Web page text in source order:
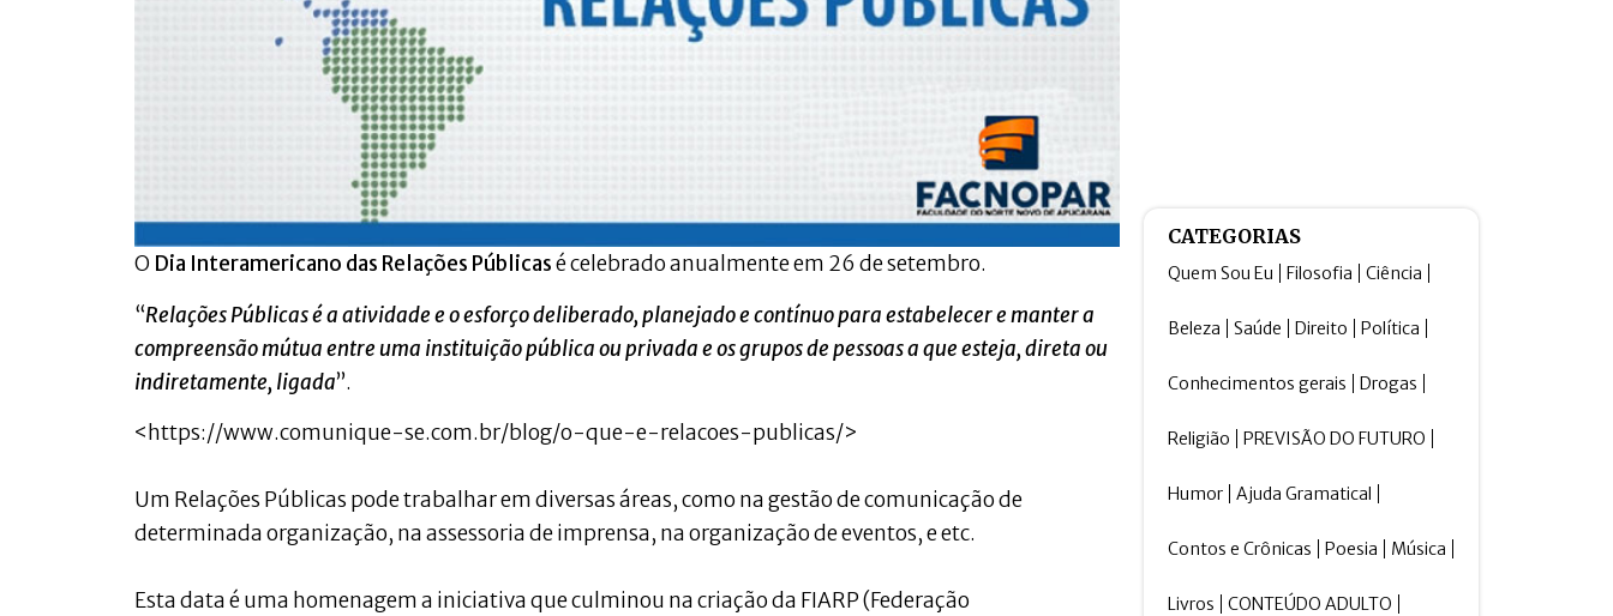
O Dia Interamericano das Relações Públicasé celebrado anualmente em 26 de setembro.
“Relações Públicas é a atividade e o esforço deliberado, planejado e contínuo para estabelecer e manter a
compreensão mútua entre uma instituição pública ou privada e os grupos de pessoas a que esteja, direta ou
indiretamente, ligada”.
<https://www.comunique-se.com.br/blog/o-que-e-relacoes-publicas/>
Um Relações Públicas pode trabalhar em diversas áreas, como na gestão de comunicação de
determinada organização, na assessoria de imprensa, na organização de eventos, e etc.
Esta data é uma homenagem a iniciativa que culminou na criação da FIARP (Federação
CATEGORIAS
Quem Sou Eu Filosofia Ciência
Beleza Saúde Direito Política
Conhecimentos gerais Drogas
Religião PREVISÃO DO FUTURO
Humor Ajuda Gramatical
Contos e Crônicas Poesia Música
Livros CONTEÚDO ADULTO